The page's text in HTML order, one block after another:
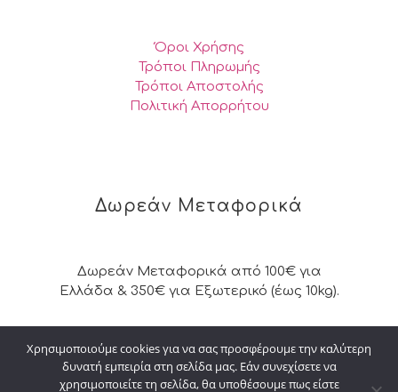
Όροι Χρήσης
Τρόποι Πληρωμής
Τρόποι Αποστολής
Πολιτική Απορρήτου
Δωρεάν Μεταφορικά
Δωρεάν Μεταφορικά από 100€ για
Ελλάδα & 350€ για Εξωτερικό (έως 10kg).
© 2026 Kalpakisdesign. All Rights Reserved. |
Χρησιμοποιούμε cookies για να σας προσφέρουμε την καλύτερη
δυνατή εμπειρία στη σελίδα μας. Εάν συνεχίσετε να
χρησιμοποιείτε τη σελίδα, θα υποθέσουμε πως είστε